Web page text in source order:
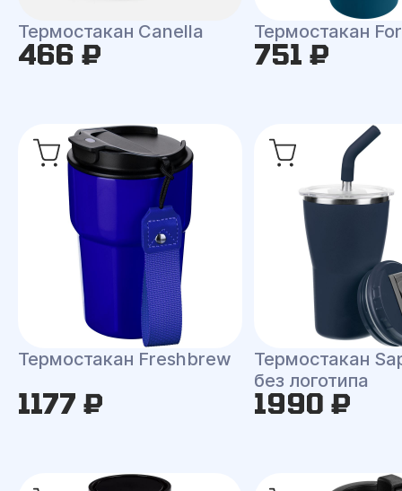
Термостакан Canella
466 ₽
Термостакан
751 ₽
Термостакан Freshbrew
1177 ₽
Термостакан
без логотипа
1990 ₽